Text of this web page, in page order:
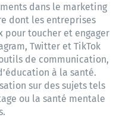
dans le marketing
dont les entreprises
pour toucher et engager
Twitter et TikTok
de communication,
à la santé.
sur des sujets tels
ou la santé mentale